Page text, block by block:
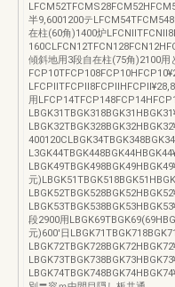
半9,6001200テ
在柱(60角)1400炉
傾斜地用3段自在柱(75角)2100用
用
元
段2900用
元)600'日